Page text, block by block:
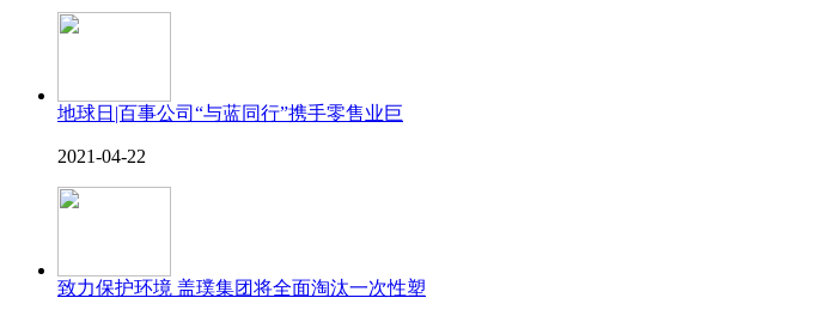
地球日|百事公司“与蓝同行”携手零售业巨
2021-04-22
致力保护环境 盖璞集团将全面淘汰一次性塑